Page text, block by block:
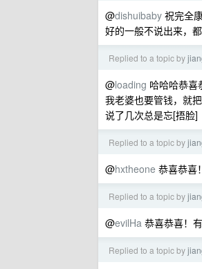
@dishuibaby 祝完全
好的一般不说出来，
Replied to a topic by
@loading 哈哈哈恭喜
我老婆也要管钱，就
说了几次总是忘[捂脸]
Replied to a topic by
@hxtheone 恭喜恭喜！
Replied to a topic by
@evilHa 恭喜恭喜！
Replied to a topic by